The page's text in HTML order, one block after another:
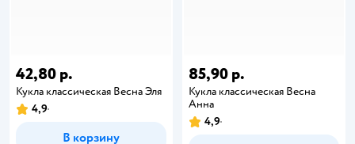
42,80 р.
Кукла классическая Весна Эля
4,9
В корзину
85,90 р.
Кукла классическая Весна
Анна
4,9